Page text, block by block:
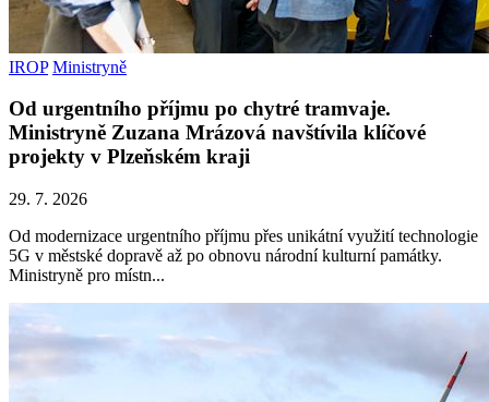
IROP Ministryně
Od urgentního příjmu po chytré tramvaje.
Ministryně Zuzana Mrázová navštívila klíčové
projekty v Plzeňském kraji
29. 7. 2026
Od modernizace urgentního příjmu přes unikátní využití technologie
5G v městské dopravě až po obnovu národní kulturní památky.
Ministryně pro místn...